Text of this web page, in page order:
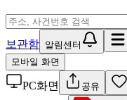
보관함 알림센터
모바일 화면
PC화면 공유